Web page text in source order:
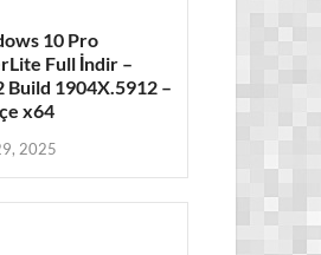
10 Pro
Full İndir –
Build 1904X.5912 –
x64
2025